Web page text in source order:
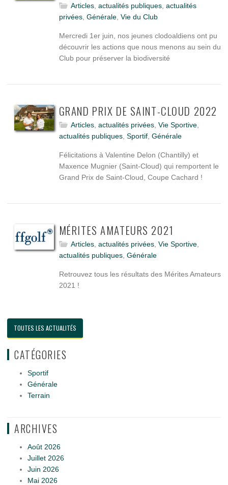
Articles, actualités publiques, actualités
privées, Générale, Vie du Club
Mercredi 1er juin, nos jeunes clodoaldiens ont pu
découvrir les actions que nous menons au sein du
Club pour préserver la biodiversité
GRAND PRIX DE SAINT-CLOUD 2022
Articles, actualités privées, Vie Sportive,
actualités publiques, Sportif, Générale
Félicitations à Valentine Delon (Chantilly) et
Maxence Mugnier (Saint-Cloud) qui remportent le
Grand Prix de Saint-Cloud, Coupe Cachard !
MÉRITES AMATEURS 2021
Articles, actualités privées, Vie Sportive,
actualités publiques, Générale
Retrouvez tous les résultats des Mérites Amateurs
2021 !
TOUTES LES ACTUALITÉS
CATÉGORIES
Sportif
Générale
Terrain
ARCHIVES
Août 2026
Juillet 2026
Juin 2026
Mai 2026